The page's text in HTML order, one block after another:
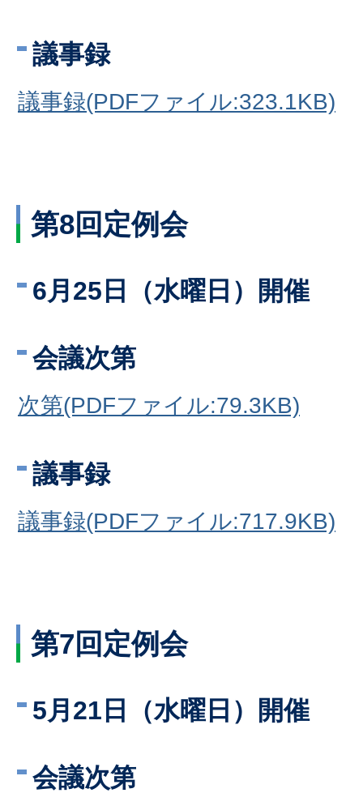
議事録
議事録(PDFファイル:323.1KB)
第8回定例会
6月25日（水曜日）開催
会議次第
次第(PDFファイル:79.3KB)
議事録
議事録(PDFファイル:717.9KB)
第7回定例会
5月21日（水曜日）開催
会議次第